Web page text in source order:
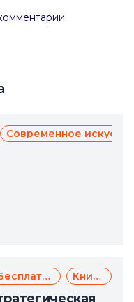
Современное
Бесплатно Книги